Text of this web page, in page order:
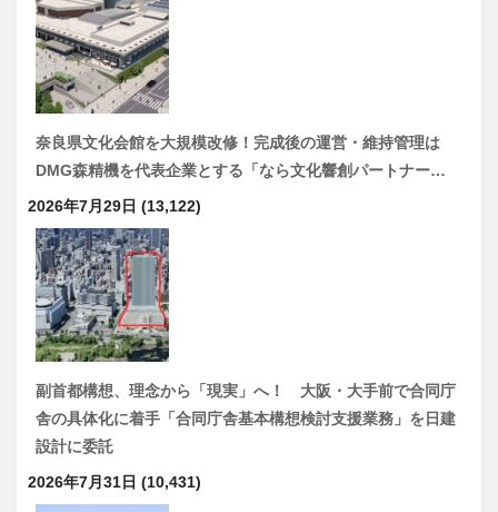
奈良県文化会館を大規模改修！完成後の運営・維持管理は
DMG森精機を代表企業とする「なら文化響創パートナー…
2026年7月29日 (13,122)
副首都構想、理念から「現実」へ！ 大阪・大手前で合同庁
舎の具体化に着手「合同庁舎基本構想検討支援業務」を日建
設計に委託
2026年7月31日 (10,431)